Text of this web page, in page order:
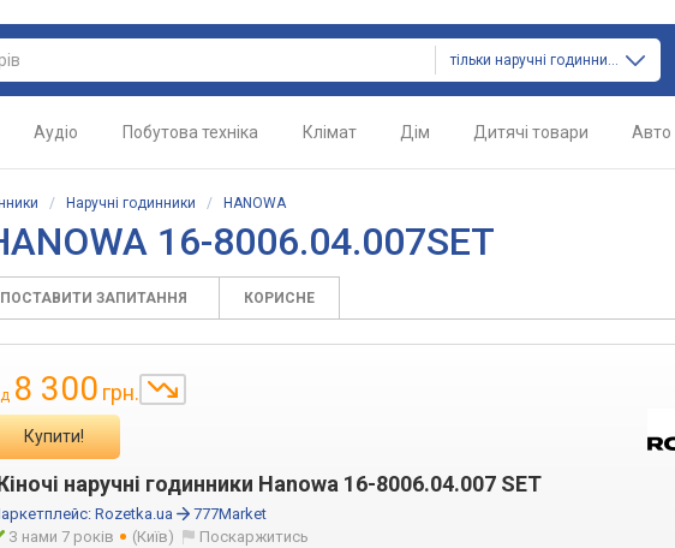
тільки наручні годинники
Аудіо Побутова техніка Клімат Дім Дитячі товари Авто
/ Наручні годинники / HANOWA
16-8006.04.007SET
ПОСТАВИТИ ЗАПИТАННЯ КОРИСНЕ
8 300 грн.
Купити!
наручні годинники Hanowa 16-8006.04.007 SET
Rozetka.ua
777Market
З нами 7 років
(Київ) Поскаржитись